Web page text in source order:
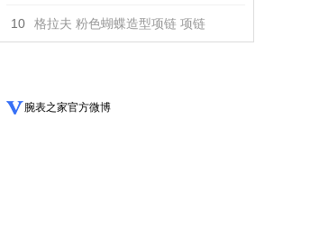
10 格拉夫 粉色蝴蝶造型项链 项链
腕表之家官方微博